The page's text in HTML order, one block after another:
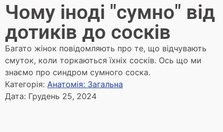
Чому іноді "сумно" від
дотиків до сосків
Багато жінок повідомляють про те, що відчувають
смуток, коли торкаються їхніх сосків. Ось що ми
знаємо про синдром сумного соска.
Категорія: Анатомія: Загальна
Дата: Грудень 25, 2024